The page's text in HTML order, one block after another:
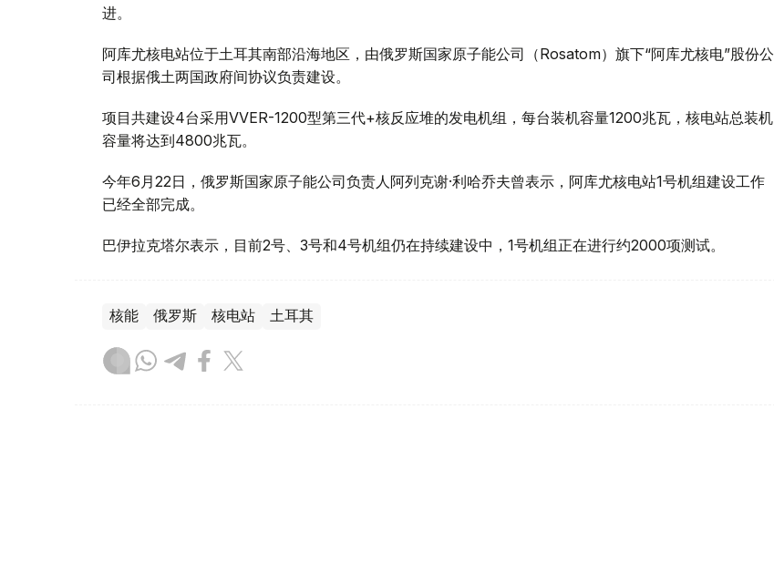
进。
阿库尤核电站位于土耳其南部沿海地区，由俄罗斯国家原子能公司（Rosatom）旗下“阿库尤核电”股份公
司根据俄土两国政府间协议负责建设。
项目共建设4台采用VVER-1200型第三代+核反应堆的发电机组，每台装机容量1200兆瓦，核电站总装机
容量将达到4800兆瓦。
今年6月22日，俄罗斯国家原子能公司负责人阿列克谢·利哈乔夫曾表示，阿库尤核电站1号机组建设工作
已经全部完成。
巴伊拉克塔尔表示，目前2号、3号和4号机组仍在持续建设中，1号机组正在进行约2000项测试。
核能 俄罗斯 核电站 土耳其